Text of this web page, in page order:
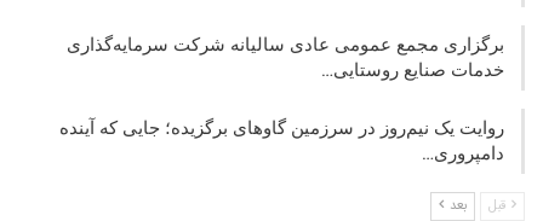
برگزاری مجمع عمومی عادی سالیانه شرکت سرمایه‌گذاری
خدمات صنایع روستایی…
روایت یک نیم‌روز در سرزمین گاوهای برگزیده؛ جایی که آینده
دامپروری…
قبل بعد